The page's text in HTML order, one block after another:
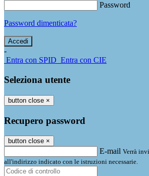
Password
Password dimenticata?
-
Entra con SPID Entra con CIE
Seleziona utente
button close ×
Recupero password
button close ×
E-mail Verrà
all'indirizzo indicato con le istruzioni necessarie.